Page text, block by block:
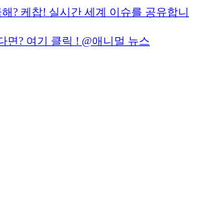
? 케찹! 실시간 세계 이슈를 공유합니
면? 여기 클릭 ! @애니멀 뉴스